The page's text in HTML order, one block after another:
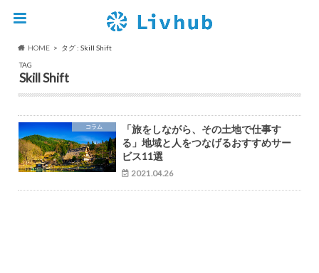
HOME
タグ : Skill Shift
TAG
Skill Shift
コラム
「旅をしながら、その土地で仕事す
る」地域と人をつなげるおすすめサー
ビス11選
2021.04.26